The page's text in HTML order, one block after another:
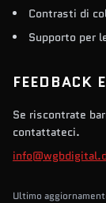
Contrasti di
Supporto per
FEEDBACK
Se riscontrate
contattateci.
Ultimo